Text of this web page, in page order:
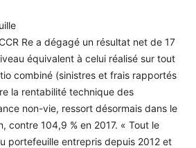
Re a dégagé un résultat net de 17
équivalent à celui réalisé sur tout
combiné (sinistres et frais rapportés
la rentabilité technique des
non-vie, ressort désormais dans le
contre 104,9 % en 2017. « Tout le
portefeuille entrepris depuis 2012 et